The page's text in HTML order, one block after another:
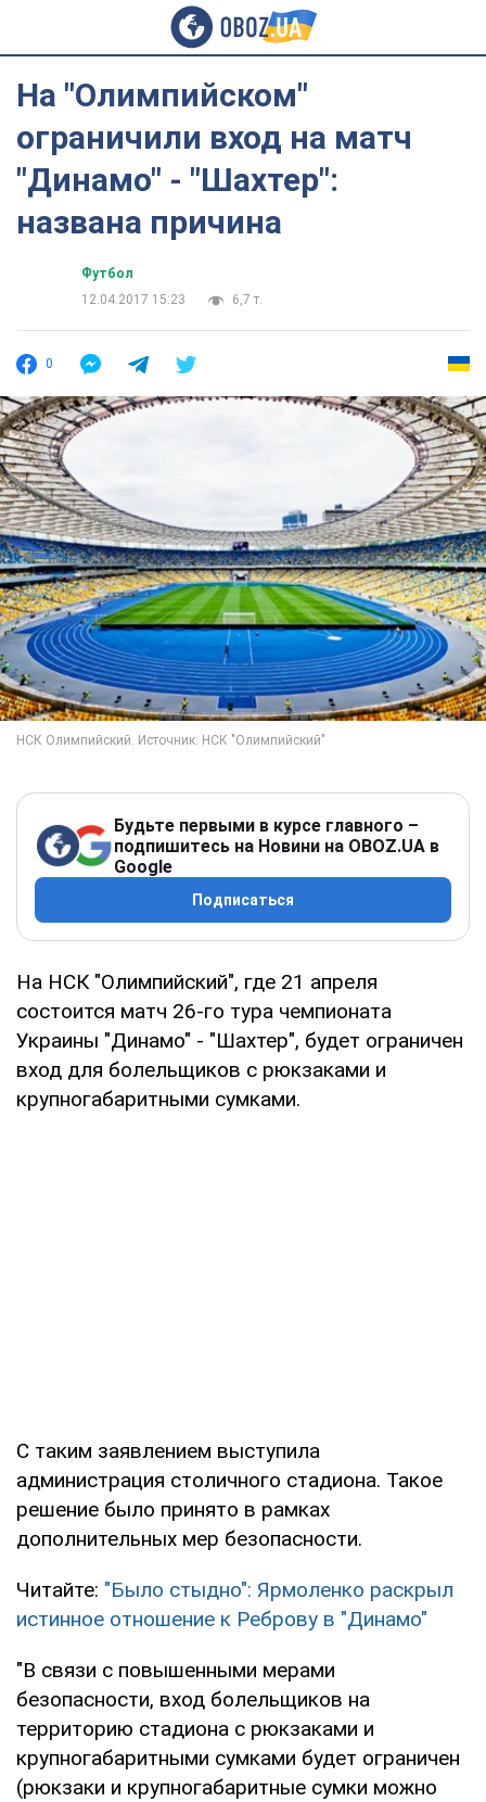
На "Олимпийском"
ограничили вход на матч
"Динамо" - "Шахтер":
названа причина
Футбол
12.04.2017 15:23
6,7 т.
0
Будьте первыми в курсе главного –
подпишитесь на Новини на OBOZ.UA в
Google
Подписаться
На НСК "Олимпийский", где 21 апреля
состоится матч 26-го тура чемпионата
Украины "Динамо" - "Шахтер", будет ограничен
вход для болельщиков с рюкзаками и
крупногабаритными сумками.
С таким заявлением выступила
администрация столичного стадиона. Такое
решение было принято в рамках
дополнительных мер безопасности.
Читайте: "Было стыдно": Ярмоленко раскрыл
истинное отношение к Реброву в "Динамо"
"В связи с повышенными мерами
безопасности, вход болельщиков на
территорию стадиона с рюкзаками и
крупногабаритными сумками будет ограничен
(рюкзаки и крупногабаритные сумки можно